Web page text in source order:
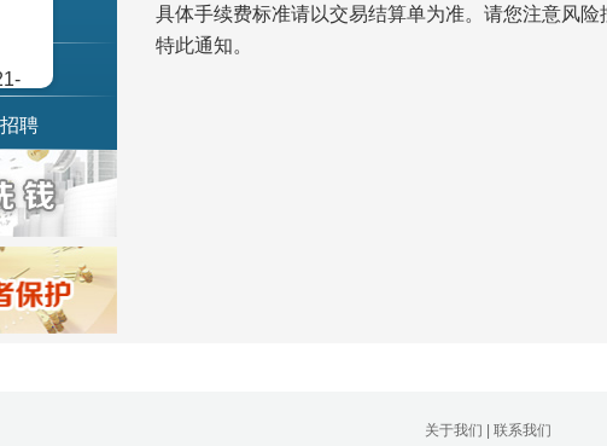
本
聘
具体手续费标准请以交易结算单为准。请您注意风险
特此通知。
关于我们 联系我们